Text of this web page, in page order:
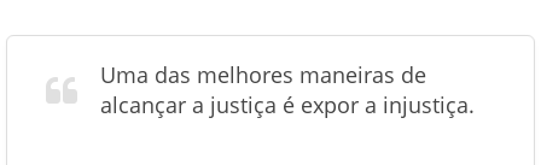
Uma das melhores maneiras de
alcançar a justiça é expor a injustiça.